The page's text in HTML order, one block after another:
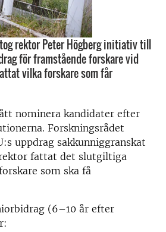
rektor Peter Högberg initiativ till
för framstående forskare vid
vilka forskare som får
nominera kandidater efter
Forskningsrådet
uppdrag sakkunniggranskat
fattat det slutgiltiga
som ska få
(6–10 år efter